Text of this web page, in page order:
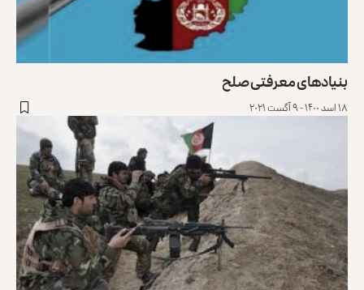
بنیادهای معرفتی صلح
۱۸ اسد ۱۴۰۰ - ۹ آگست ۲۰۲۱